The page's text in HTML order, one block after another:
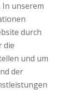
unserem
durch
die
und um
der